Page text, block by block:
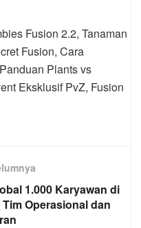
Fusion 2.2, Tanaman
Fusion, Cara
Plants vs
Eksklusif PvZ, Fusion
1.000 Karyawan di
Operasional dan